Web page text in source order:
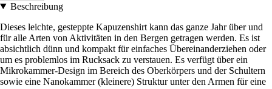
Beschreibung
Dieses leichte, gesteppte Kapuzenshirt kann das ganze Jahr über und
für alle Arten von Aktivitäten in den Bergen getragen werden. Es ist
absichtlich dünn und kompakt für einfaches Übereinanderziehen oder
um es problemlos im Rucksack zu verstauen. Es verfügt über ein
Mikrokammer-Design im Bereich des Oberkörpers und der Schultern
sowie eine Nanokammer (kleinere) Struktur unter den Armen für eine